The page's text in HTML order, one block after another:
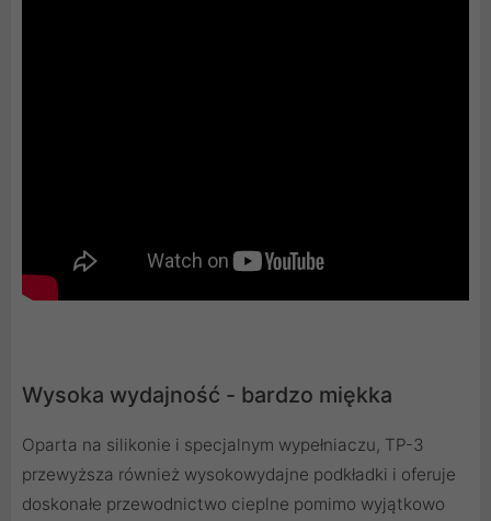
Wysoka wydajność - bardzo miękka
Oparta na silikonie i specjalnym wypełniaczu, TP-3
przewyższa również wysokowydajne podkładki i oferuje
doskonałe przewodnictwo cieplne pomimo wyjątkowo